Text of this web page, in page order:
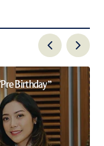
Birthday”